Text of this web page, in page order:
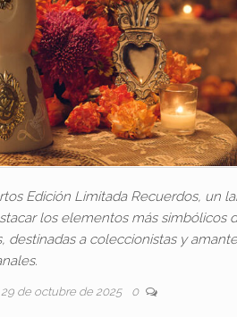
Edición Limitada Recuerdos, un
los elementos más simbólicos
a coleccionistas y
29 de octubre de 2025 0